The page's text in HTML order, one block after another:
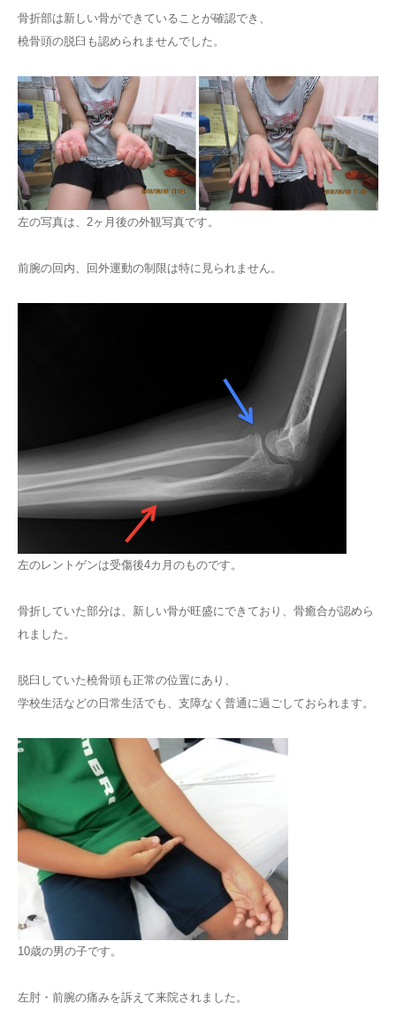
骨折部は新しい骨ができていることが確認でき、
橈骨頭の脱臼も認められませんでした。
左の写真は、2ヶ月後の外観写真です。
前腕の回内、回外運動の制限は特に見られません。
左のレントゲンは受傷後4カ月のものです。
骨折していた部分は、新しい骨が旺盛にできており、骨癒合が認めら
れました。
脱臼していた橈骨頭も正常の位置にあり、
学校生活などの日常生活でも、支障なく普通に過ごしておられます。
10歳の男の子です。
左肘・前腕の痛みを訴えて来院されました。